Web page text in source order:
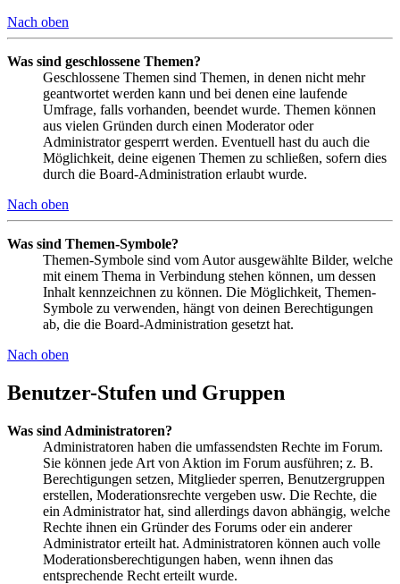
Nach oben
Was sind geschlossene Themen?
Geschlossene Themen sind Themen, in denen nicht mehr
geantwortet werden kann und bei denen eine laufende
Umfrage, falls vorhanden, beendet wurde. Themen können
aus vielen Gründen durch einen Moderator oder
Administrator gesperrt werden. Eventuell hast du auch die
Möglichkeit, deine eigenen Themen zu schließen, sofern dies
durch die Board-Administration erlaubt wurde.
Nach oben
Was sind Themen-Symbole?
Themen-Symbole sind vom Autor ausgewählte Bilder, welche
mit einem Thema in Verbindung stehen können, um dessen
Inhalt kennzeichnen zu können. Die Möglichkeit, Themen-
Symbole zu verwenden, hängt von deinen Berechtigungen
ab, die die Board-Administration gesetzt hat.
Nach oben
Benutzer-Stufen und Gruppen
Was sind Administratoren?
Administratoren haben die umfassendsten Rechte im Forum.
Sie können jede Art von Aktion im Forum ausführen; z. B.
Berechtigungen setzen, Mitglieder sperren, Benutzergruppen
erstellen, Moderationsrechte vergeben usw. Die Rechte, die
ein Administrator hat, sind allerdings davon abhängig, welche
Rechte ihnen ein Gründer des Forums oder ein anderer
Administrator erteilt hat. Administratoren können auch volle
Moderationsberechtigungen haben, wenn ihnen das
entsprechende Recht erteilt wurde.